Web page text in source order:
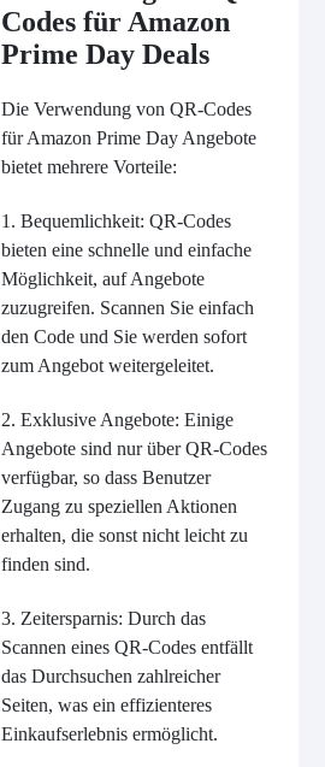
Codes für Amazon
Prime Day Deals
Die Verwendung von QR-Codes
für Amazon Prime Day Angebote
bietet mehrere Vorteile:
1. Bequemlichkeit: QR-Codes
bieten eine schnelle und einfache
Möglichkeit, auf Angebote
zuzugreifen. Scannen Sie einfach
den Code und Sie werden sofort
zum Angebot weitergeleitet.
2. Exklusive Angebote: Einige
Angebote sind nur über QR-Codes
verfügbar, so dass Benutzer
Zugang zu speziellen Aktionen
erhalten, die sonst nicht leicht zu
finden sind.
3. Zeitersparnis: Durch das
Scannen eines QR-Codes entfällt
das Durchsuchen zahlreicher
Seiten, was ein effizienteres
Einkaufserlebnis ermöglicht.